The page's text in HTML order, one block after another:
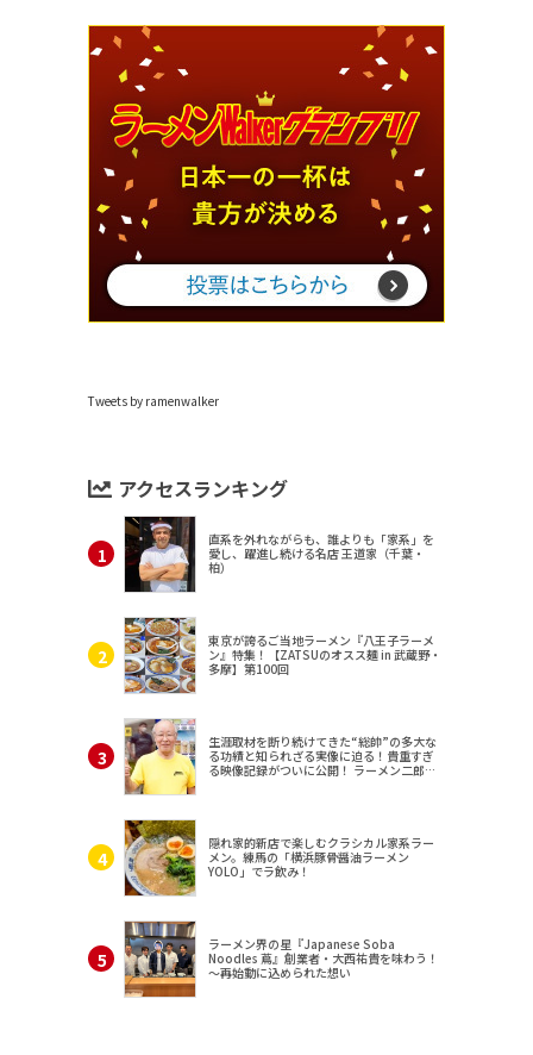
Tweets by ramenwalker
アクセスランキング
直系を外れながらも、誰よりも「家系」を
愛し、躍進し続ける名店 王道家（千葉・
柏）
東京が誇るご当地ラーメン『八王子ラーメ
ン』特集！【ZATSUのオスス麺 in 武蔵野・
多摩】第100回
生涯取材を断り続けてきた“総帥”の多大な
る功績と知られざる実像に迫る！貴重すぎ
る映像記録がついに公開！ ラーメン二郎
隠れ家的新店で楽しむクラシカル家系ラー
メン。練馬の「横浜豚骨醤油ラーメン
YOLO」でラ飲み！
ラーメン界の星『Japanese Soba
Noodles 蔦』創業者・大西祐貴を味わう！
～再始動に込められた想い